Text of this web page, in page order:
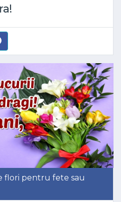
flori pentru fete sau